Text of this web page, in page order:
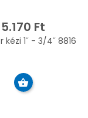
5.170 Ft
kézi 1˝ - 3/4˝ 8816